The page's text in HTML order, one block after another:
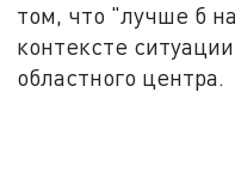
том, что "лучше б
контексте
областного центра.